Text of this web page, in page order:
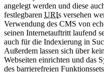
angelegt werden und diese
festlegbaren URIs versehen
Verwendung des CMS von
seinen Internetauftritt laufend
auch für die Indexierung in
Außerdem lassen sich über
Webseiten einrichten und das
des barrierefreien